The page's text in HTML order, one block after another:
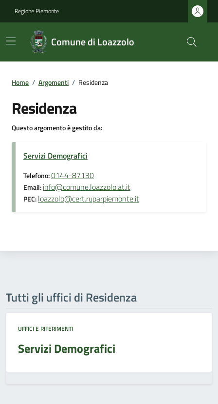
Regione Piemonte
Comune di Loazzolo
Home / Argomenti / Residenza
Residenza
Questo argomento è gestito da:
Servizi Demografici
Telefono:0144-87130
Email:info@comune.loazzolo.at.it
PEC:loazzolo@cert.ruparpiemonte.it
Tutti gli uffici di Residenza
UFFICI E RIFERIMENTI
Servizi Demografici